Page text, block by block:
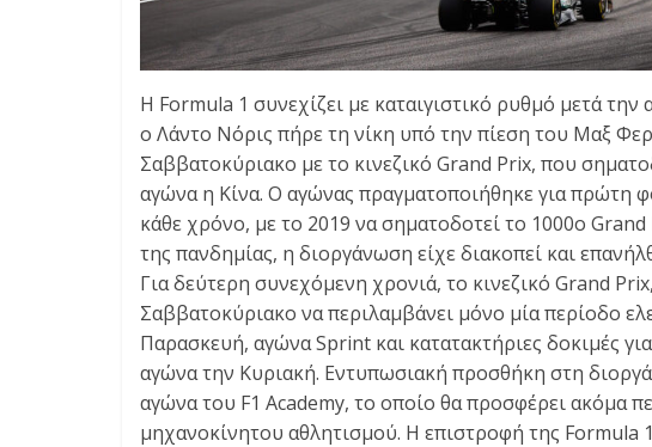
Η Formula 1 συνεχίζει με καταιγιστικό ρυθμό μετά
ο Λάντο Νόρις πήρε τη νίκη υπό την πίεση του Μαξ
Σαββατοκύριακο με το κινεζικό Grand Prix, που
αγώνα η Κίνα. Ο αγώνας πραγματοποιήθηκε για πρώτη
κάθε χρόνο, με το 2019 να σηματοδοτεί το 1000ο
της πανδημίας, η διοργάνωση είχε διακοπεί και
Για δεύτερη συνεχόμενη χρονιά, το κινεζικό Grand
Σαββατοκύριακο να περιλαμβάνει μόνο μία περίοδο
Παρασκευή, αγώνα Sprint και κατατακτήριες δοκιμές
αγώνα την Κυριακή. Εντυπωσιακή προσθήκη στη
αγώνα του F1 Academy, το οποίο θα προσφέρει ακόμα
μηχανοκίνητου αθλητισμού. Η επιστροφή της Formula